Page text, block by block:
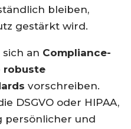
bleiben,
gestärkt wird.
an Compliance-
robuste
vorschreiben.
DSGVO oder HIPAA,
persönlicher und